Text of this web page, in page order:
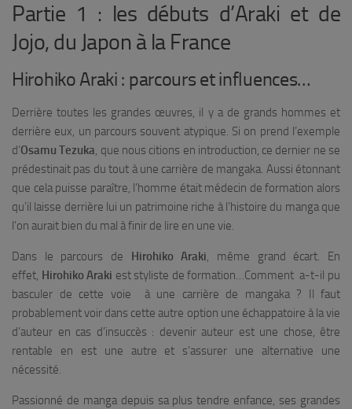
Partie 1 : les débuts d’Araki et de
Jojo, du Japon à la France
Hirohiko Araki : parcours et influences…
Derrière toutes les grandes œuvres, il y a de grands hommes et
derrière eux, un parcours souvent atypique. Si on prend l’exemple
d’Osamu Tezuka, que nous citions en introduction, ce dernier ne se
prédestinait pas du tout à une carrière de mangaka. Aussi étonnant
que cela puisse paraître, l’homme était médecin de formation alors
qu’il laisse derrière lui un patrimoine riche à l’histoire du manga que
l’on aurait bien du mal à finir de lire en une vie.
Dans le parcours de Hirohiko Araki, même grand écart. En
effet, Hirohiko Araki est styliste de formation…Comment a-t-il pu
basculer de cette voie à une carrière de mangaka ? Il faut
probablement voir dans cette autre option une échappatoire à la vie
d’auteur en cas d’insuccès : devenir auteur est une chose, être
rentable en est une autre et s’assurer une alternative une
nécessité.
Passionné de manga depuis sa plus tendre enfance, ses grandes